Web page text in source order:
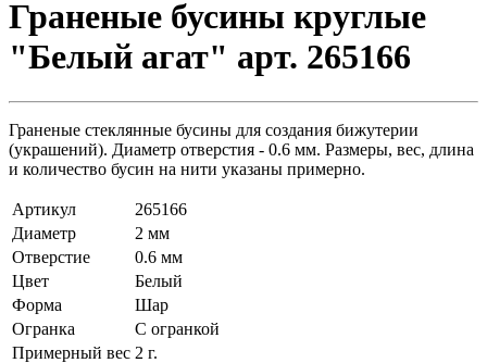
Граненые бусины круглые
"Белый агат" арт. 265166
Граненые стеклянные бусины для создания бижутерии
(украшений). Диаметр отверстия - 0.6 мм. Размеры, вес, длина
и количество бусин на нити указаны примерно.
Артикул
265166
Диаметр
2 мм
Отверстие
0.6 мм
Цвет
Белый
Форма
Шар
Огранка
С огранкой
Примерный вес 2 г.